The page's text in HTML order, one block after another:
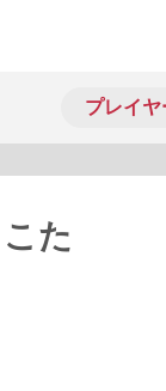
プレイヤ
こた